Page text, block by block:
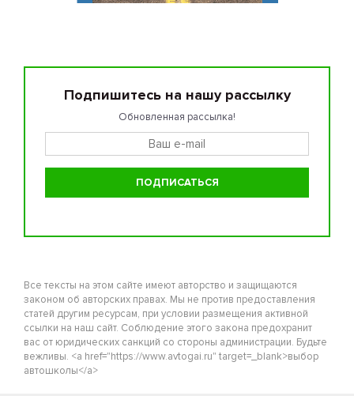
Подпишитесь на нашу рассылку
Обновленная рассылка!
Все тексты на этом сайте имеют авторство и защищаются
законом об авторских правах. Мы не против предоставления
статей другим ресурсам, при условии размещения активной
ссылки на наш сайт. Соблюдение этого закона предохранит
вас от юридических санкций со стороны администрации. Будьте
вежливы. <a href="https://www.avtogai.ru" target=_blank>выбор
автошколы</a>